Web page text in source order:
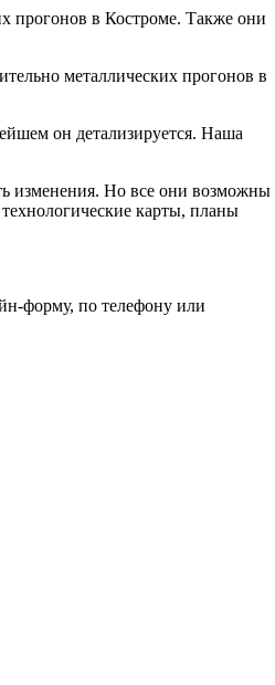
прогонов в Костроме. Также они
металлических прогонов в
он детализируется. Наша
изменения. Но все они возможны
карты, планы
форму, по телефону или